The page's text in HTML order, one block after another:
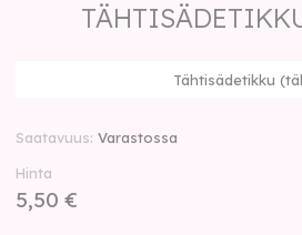
Tähtisädetikku
Saatavuus Varastossa
Hinta
5,50 €